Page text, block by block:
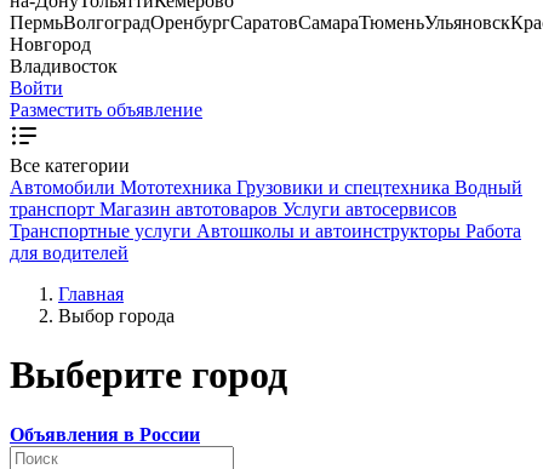
ПермьВолгоградОренбургСаратовСамараТюменьУльяновск
Новгород
Владивосток
Войти
Разместить объявление
Все категории
Автомобили Мототехника Грузовики и спецтехника Водный
транспорт Магазин автотоваров Услуги автосервисов
Транспортные услуги Автошколы и автоинструкторы Работа
для водителей
Главная
Выбор города
Выберите город
Объявления в России